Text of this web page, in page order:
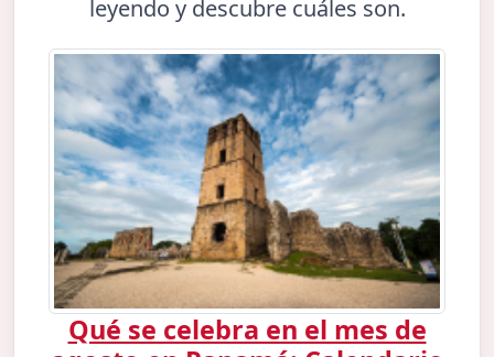
leyendo y descubre cuáles son.
Qué se celebra en el mes de